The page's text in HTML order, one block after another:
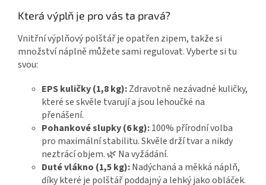
Která výplň je pro vás ta pravá?
Vnitřní výplňový polštář je opatřen zipem, takže si
množství náplně můžete sami regulovat. Vyberte si tu
svou:
EPS kuličky (1,8 kg):Zdravotně nezávadné kuličky,
které se skvěle tvarují a jsou lehoučké na
přenášení.
Pohankové slupky (6 kg):100% přírodní volba
pro maximální stabilitu. Skvěle drží tvar a nikdy
neztrácí objem. 🌿 Na vyžádání.
Duté vlákno (1,5 kg):Nadýchaná a měkká náplň,
díky které je polštář poddajný a lehký jako obláček.